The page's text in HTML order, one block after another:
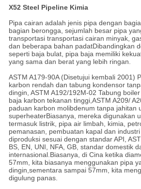
X52 Steel Pipeline Kimia
Pipa cairan adalah jenis pipa dengan
bagian berongga, sejumlah besar pipa
transportasi transportasi cairan minyak,
dan beberapa bahan padatDibandingkan
seperti baja bulat, pipa baja memiliki
yang sama dan berat yang lebih ringan.
ASTM A179-90A (Disetujui kembali 2001)
karbon rendah dan tabung kondensor
dingin, ASTM A192/192M-02 Tabung
baja karbon tekanan tinggi,ASTM A209/
paduan karbon molibdenum tanpa jahitan
superheaterBiasanya, mereka digunakan
termasuk listrik, pipa air limbah, kimia,
pemanasan, pembuatan kapal dan
diproduksi sesuai dengan standar API,
BS, EN, UNI, NFA, GB, standar domestik
internasional.Biasanya, di Cina ketika
57mm, kita biasanya menggunakan pipa
dingin,sementara sampai 57mm, kita
digulung panas.